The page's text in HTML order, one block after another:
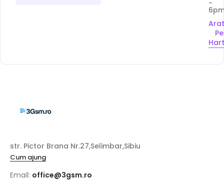
-
Pe
str. Pictor Brana Nr.27,Selimbar,Sibiu
Cum ajung
Email: office@3gsm.ro